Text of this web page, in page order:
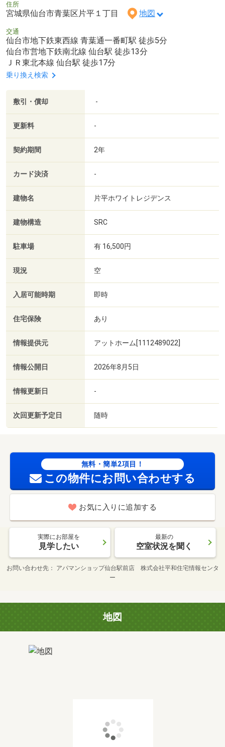
住所
宮城県仙台市青葉区片平１丁目 地図
交通
仙台市地下鉄東西線 青葉通一番町駅 徒歩5分
仙台市営地下鉄南北線 仙台駅 徒歩13分
ＪＲ東北本線 仙台駅 徒歩17分
乗り換え検索
敷引・償却 -
更新料 -
契約期間 2年
カード決済 -
建物名 片平ホワイトレジデンス
建物構造 SRC
駐車場 有 16,500円
現況 空
入居可能時期 即時
住宅保険 あり
情報提供元 アットホーム[1112489022]
情報公開日 2026年8月5日
情報更新日 -
次回更新予定日 随時
無料・簡単2項目！
この物件にお問い合わせする
お気に入りに追加する
実際にお部屋を
見学したい
最新の
空室状況を聞く
お問い合わせ先
アパマンショップ仙台駅前店 株式会社平和住宅情報センタ
ー
地図